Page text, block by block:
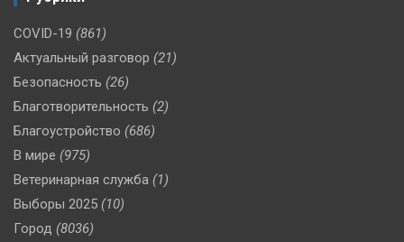
COVID-19 (861)
Актуальный разговор (21)
Безопасность (26)
Благотворительность (2)
Благоустройство (686)
В мире (975)
Ветеринарная служба (1)
Выборы 2025 (10)
Город (8036)